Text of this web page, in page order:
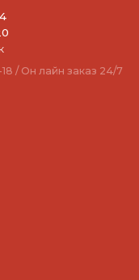
/ Он лайн заказ 24/7